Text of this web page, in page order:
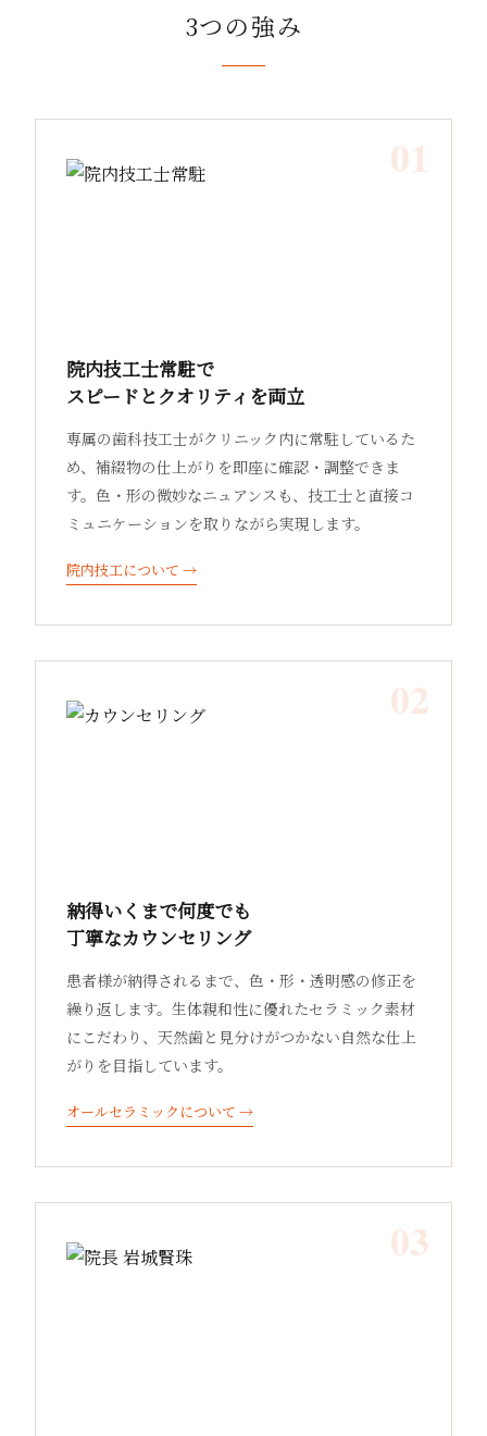
3つの強み
01
院内技工士常駐で
スピードとクオリティを両立
専属の歯科技工士がクリニック内に常駐しているた
め、補綴物の仕上がりを即座に確認・調整できま
す。色・形の微妙なニュアンスも、技工士と直接コ
ミュニケーションを取りながら実現します。
院内技工について →
02
納得いくまで何度でも
丁寧なカウンセリング
患者様が納得されるまで、色・形・透明感の修正を
繰り返します。生体親和性に優れたセラミック素材
にこだわり、天然歯と見分けがつかない自然な仕上
がりを目指しています。
オールセラミックについて →
03